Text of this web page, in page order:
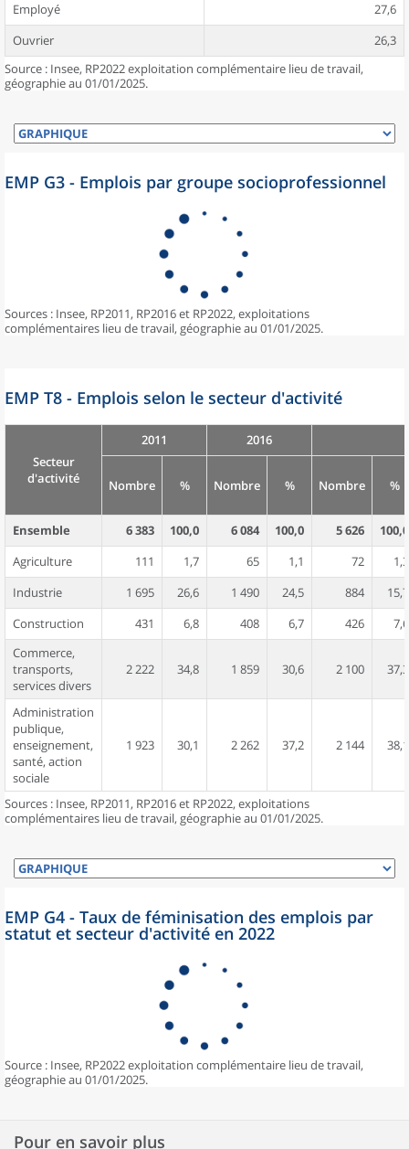
Employé
27,6
Ouvrier
26,3
Source : Insee, RP2022 exploitation complémentaire lieu de travail,
géographie au 01/01/2025.
EMP G3 - Emplois par groupe socioprofessionnel
Sources : Insee, RP2011, RP2016 et RP2022, exploitations
complémentaires lieu de travail, géographie au 01/01/2025.
EMP T8 - Emplois selon le secteur d'activité
Secteur
d'activité
2011 2016
Nombre % Nombre % Nombre %
Ensemble 6 383 100,0 6 084 100,0 5 626
100,0
Agriculture
111 1,7 65 1,1 72
1,3
Industrie
1 695 26,6 1 490 24,5 884
15,7
Construction
431 6,8 408 6,7 426
7,6
Commerce,
transports,
services divers
2 222 34,8 1 859 30,6 2 100 37,3
Administration
publique,
enseignement,
santé, action
sociale
1 923 30,1 2 262 37,2 2 144 38,1
Sources : Insee, RP2011, RP2016 et RP2022, exploitations
complémentaires lieu de travail, géographie au 01/01/2025.
EMP G4 - Taux de féminisation des emplois par
statut et secteur d'activité en 2022
Source : Insee, RP2022 exploitation complémentaire lieu de travail,
géographie au 01/01/2025.
Pour en savoir plus